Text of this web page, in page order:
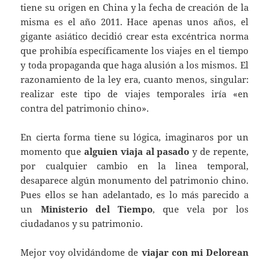
tiene su origen en China y la fecha de creación de la
misma es el año 2011. Hace apenas unos años, el
gigante asiático decidió crear esta excéntrica norma
que prohibía específicamente los viajes en el tiempo
y toda propaganda que haga alusión a los mismos. El
razonamiento de la ley era, cuanto menos, singular:
realizar este tipo de viajes temporales iría «en
contra del patrimonio chino».
En cierta forma tiene su lógica, imaginaros por un
momento que alguien viaja al pasado y de repente,
por cualquier cambio en la linea temporal,
desaparece algún monumento del patrimonio chino.
Pues ellos se han adelantado, es lo más parecido a
un Ministerio del Tiempo, que vela por los
ciudadanos y su patrimonio.
Mejor voy olvidándome de viajar con mi Delorean